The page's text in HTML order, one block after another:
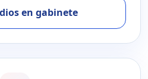
en gabinete